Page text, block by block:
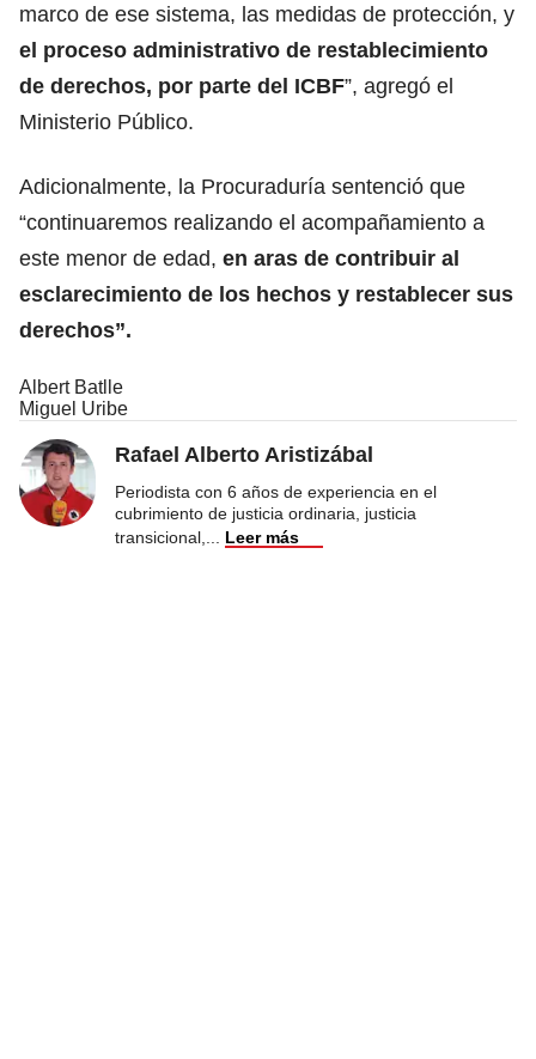
marco de ese sistema, las medidas de protección, y
el proceso administrativo de restablecimiento
de derechos, por parte del ICBF”, agregó el
Ministerio Público.
Adicionalmente, la Procuraduría sentenció que
“continuaremos realizando el acompañamiento a
este menor de edad, en aras de contribuir al
esclarecimiento de los hechos y restablecer sus
derechos”.
Albert Batlle
Miguel Uribe
Rafael Alberto Aristizábal
Periodista con 6 años de experiencia en el
cubrimiento de justicia ordinaria, justicia
transicional,
Leer más